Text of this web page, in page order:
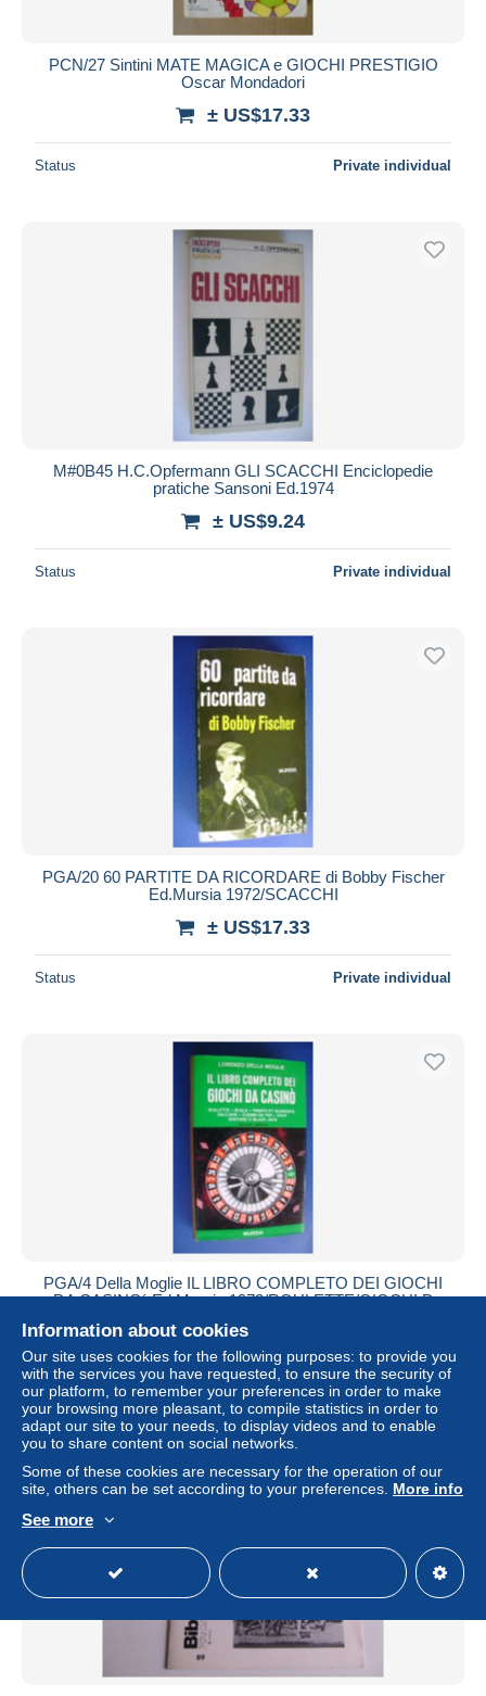
PCN/27 Sintini MATE MAGICA e GIOCHI PRESTIGIO
Oscar Mondadori
± US$17.33
Status Private individual
M#0B45 H.C.Opfermann GLI SCACCHI Enciclopedie
pratiche Sansoni Ed.1974
± US$9.24
Status Private individual
PGA/20 60 PARTITE DA RICORDARE di Bobby Fischer
Ed.Mursia 1972/SCACCHI
± US$17.33
Status Private individual
PGA/4 Della Moglie IL LIBRO COMPLETO DEI GIOCHI
DA CASINO´ Ed.Mursia 1972/ROULETTE/GIOCHI D
± US$17.33
Status Private individual
Information about cookies
Our site uses cookies for the following purposes: to provide you
with the services you have requested, to ensure the security of
our platform, to remember your preferences in order to make
your browsing more pleasant, to compile statistics in order to
adapt our site to your needs, to display videos and to enable
you to share content on social networks.
Some of these cookies are necessary for the operation of our
site, others can be set according to your preferences. More info
See more